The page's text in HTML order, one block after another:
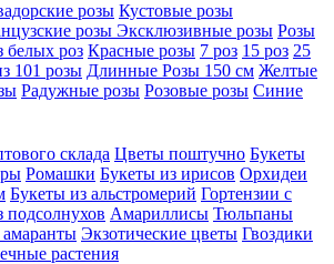
розы Кустовые розы
розы Эксклюзивные розы Розы
белых роз Красные розы 7 роз 15 роз 25
101 розы Длинные Розы 150 см Желтые
Радужные розы Розовые розы Синие
склада Цветы поштучно Букеты
Ромашки Букеты из ирисов Орхидеи
Букеты из альстромерий Гортензии с
подсолнухов Амариллисы Тюльпаны
Экзотические цветы Гвоздики
растения